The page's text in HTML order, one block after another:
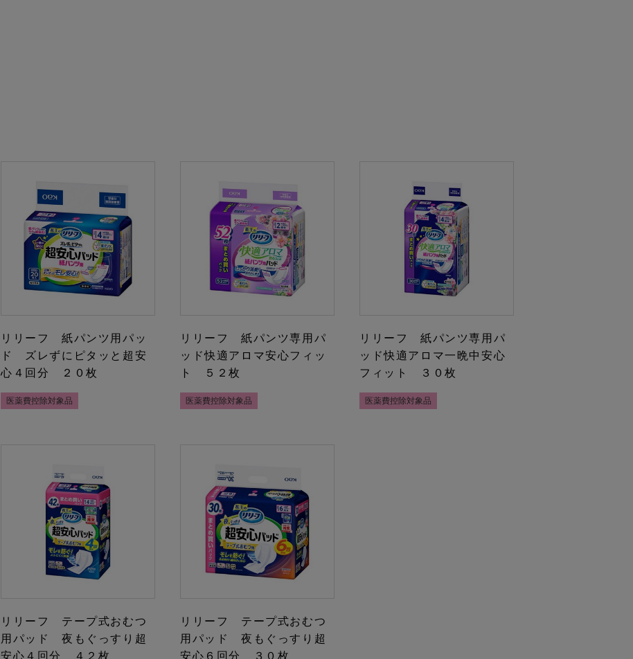
リリーフ 紙パンツ用パッ
ド ズレずにピタッと超安
心４回分 ２０枚
医薬費控除対象品
リリーフ 紙パンツ専用パ
ッド快適アロマ安心フィッ
ト ５２枚
医薬費控除対象品
リリーフ 紙パンツ専用パ
ッド快適アロマ一晩中安心
フィット ３０枚
医薬費控除対象品
リリーフ テープ式おむつ
用パッド 夜もぐっすり超
安心４回分 ４２枚
リリーフ テープ式おむつ
用パッド 夜もぐっすり超
安心６回分 ３０枚